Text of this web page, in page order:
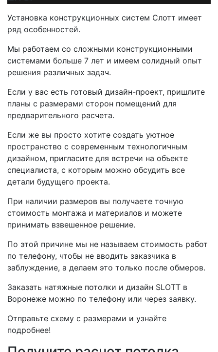
Установка конструкционных систем Слотт имеет
ряд особенностей.
Мы работаем со сложными конструкционными
системами больше 7 лет и имеем солидный опыт
решения различных задач.
Если у вас есть готовый дизайн-проект, пришлите
планы с размерами сторон помещений для
предварительного расчета.
Если же вы просто хотите создать уютное
пространство с современным технологичным
дизайном, пригласите для встречи на объекте
специалиста, с которым можно обсудить все
детали будущего проекта.
При наличии размеров вы получаете точную
стоимость монтажа и материалов и можете
принимать взвешенное решение.
По этой причине мы не называем стоимость работ
по телефону, чтобы не вводить заказчика в
заблуждение, а делаем это только после обмеров.
Заказать натяжные потолки и дизайн SLOTT в
Воронеже можно по телефону или через заявку.
Отправьте схему с размерами и узнайте
подробнее!